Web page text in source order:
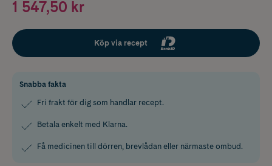
1 547,50 kr
Köp via recept
Snabba fakta
Fri frakt för dig som handlar recept.
Betala enkelt med Klarna.
Få medicinen till dörren, brevlådan eller närmaste ombud.